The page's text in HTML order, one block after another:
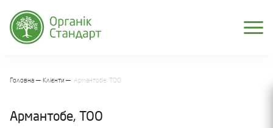
Головна Клієнти Армантобе, ТОО
Армантобе, ТОО